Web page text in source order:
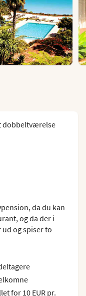
dobbeltværelse
da du kan
og da der i
og spiser to
for 10 EUR pr.